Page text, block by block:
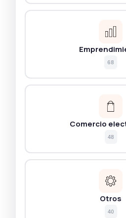
68
Comercio
48
Otros
40